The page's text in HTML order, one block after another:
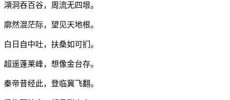
澒洞吞百谷，周流无四垠。
廓然混茫际，望见天地根。
白日自中吐，扶桑如可扪。
超遥蓬莱峰，想像金台存。
秦帝昔经此，登临冀飞翻。